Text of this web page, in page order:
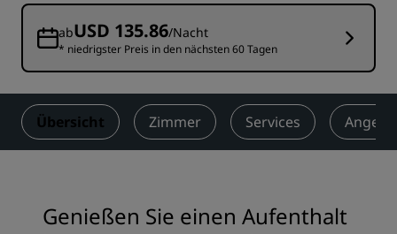
abUSD 135.86/Nacht
* niedrigster Preis in den nächsten 60 Tagen
Übersicht Zimmer Services
Genießen Sie einen Aufenthalt